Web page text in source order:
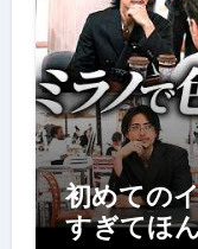
初めての
すぎてほ